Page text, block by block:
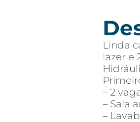
Linda
lazer e
– 2
– Sala
–